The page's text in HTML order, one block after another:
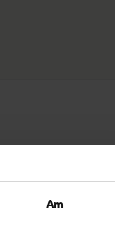
Am
Gallwch anfon
eich atebion